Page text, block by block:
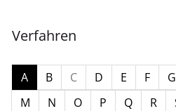
Verfahren
A B C D E F G
M
N O P Q R